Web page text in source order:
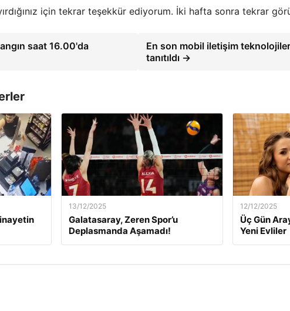
için tekrar teşekkür ediyorum. İki hafta sonra tekrar
saat 16.00'da
En son mobil iletişim
tanıtıldı →
13/12/2025
Galatasaray, Zeren Spor’u
Deplasmanda Aşamadı!
12/12/2025
Üç Gün
Yeni Evliler